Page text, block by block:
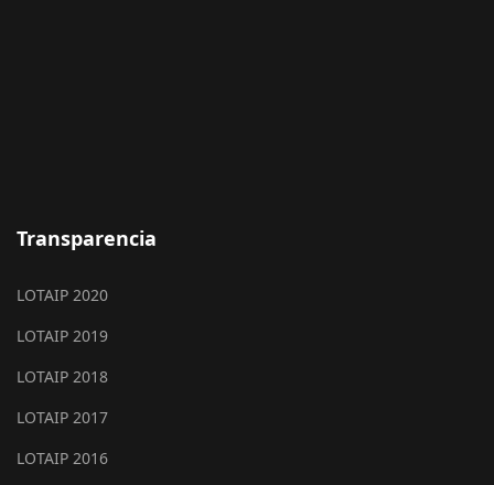
Transparencia
LOTAIP 2020
LOTAIP 2019
LOTAIP 2018
LOTAIP 2017
LOTAIP 2016